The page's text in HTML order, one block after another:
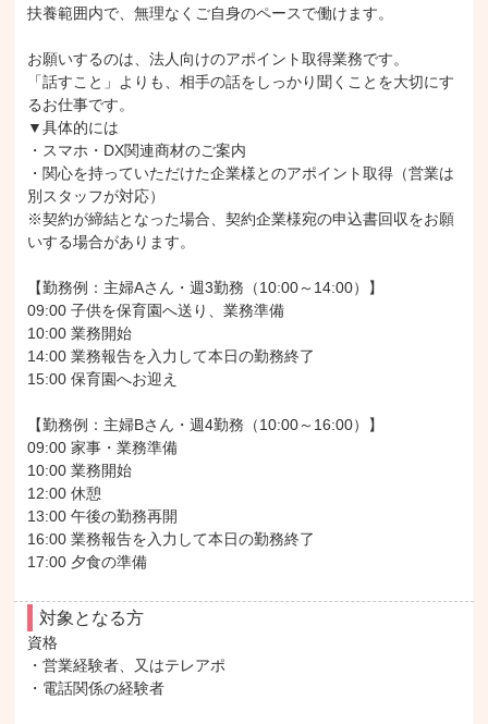
扶養範囲内で、無理なくご自身のペースで働けます。
お願いするのは、法人向けのアポイント取得業務です。
「話すこと」よりも、相手の話をしっかり聞くことを大切にす
るお仕事です。
▼具体的には
・スマホ・DX関連商材のご案内
・関心を持っていただけた企業様とのアポイント取得（営業は
別スタッフが対応）
※契約が締結となった場合、契約企業様宛の申込書回収をお願
いする場合があります。
【勤務例：主婦Aさん・週3勤務（10:00～14:00）】
09:00 子供を保育園へ送り、業務準備
10:00 業務開始
14:00 業務報告を入力して本日の勤務終了
15:00 保育園へお迎え
【勤務例：主婦Bさん・週4勤務（10:00～16:00）】
09:00 家事・業務準備
10:00 業務開始
12:00 休憩
13:00 午後の勤務再開
16:00 業務報告を入力して本日の勤務終了
17:00 夕食の準備
対象となる方
資格
・営業経験者、又はテレアポ
・電話関係の経験者